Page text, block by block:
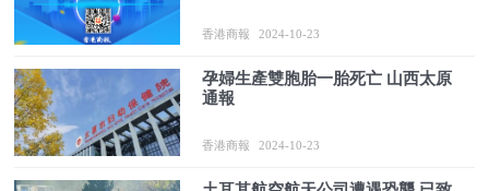
香港商報 2024-10-23
孕婦生產雙胞胎一胎死亡 山西太原
通報
香港商報 2024-10-23